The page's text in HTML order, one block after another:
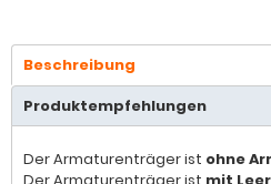
Beschreibung
Produktempfehlungen
Der Armaturenträger ist ohne